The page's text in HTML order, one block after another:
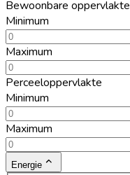
Bewoonbare oppervlakte
Minimum
Maximum
Perceeloppervlakte
Minimum
Maximum
Energie